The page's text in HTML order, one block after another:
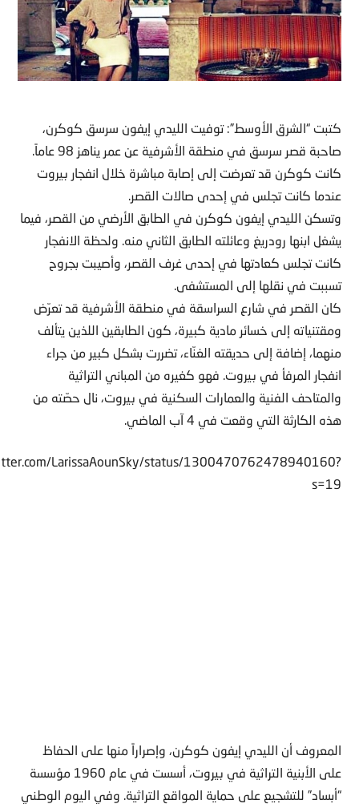
كتبت “الشرق الأوسط”: توفيت الليدي إيفون سرسق كوكرن،
صاحبة قصر سرسق في منطقة الأشرفية عن عمر يناهز 98 عاماً.
كانت كوكرن قد تعرضت إلى إصابة مباشرة خلال انفجار بيروت
عندما كانت تجلس في إحدى صالات القصر.
وتسكن الليدي إيفون كوكرن في الطابق الأرضي من القصر، فيما
يشغل ابنها رودريغ وعائلته الطابق الثاني منه. ولحظة الانفجار
كانت تجلس كعادتها في إحدى غرف القصر، وأصيبت بجروح
تسببت في نقلها إلى المستشفى.
كان القصر في شارع السراسقة في منطقة الأشرفية قد تعرّض
ومقتنياته إلى خسائر مادية كبيرة، كون الطابقين اللذين يتألف
منهما، إضافة إلى حديقته الغنّاء، تضررت بشكل كبير من جراء
انفجار المرفأ في بيروت. فهو كغيره من المباني التراثية
والمتاحف الفنية والعمارات السكنية في بيروت، نال حصّته من
هذه الكارثة التي وقعت في 4 آب الماضي.
LarissaAounSky/status/1300470762478940160?
s=19
المعروف أن الليدي إيفون كوكرن، وإصراراً منها على الحفاظ
على الأبنية التراثية في بيروت، أسست في عام 1960 مؤسسة
“أبساد” للتشجيع على حماية المواقع التراثية. وفي اليوم الوطني